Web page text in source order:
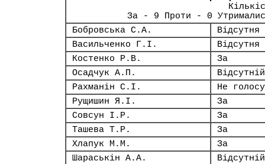
За - 9 Проти - 0
Бобровська С.А.
Відсутня
Васильченко Г.І.
Відсутня
Костенко Р.В.
За
Осадчук А.П.
Відсутній
Рахманін С.І.
Не
Рущишин Я.І.
За
Совсун І.Р.
За
Ташева Т.Р.
За
Хлапук М.М.
За
Шараськін А.А.
Відсутній